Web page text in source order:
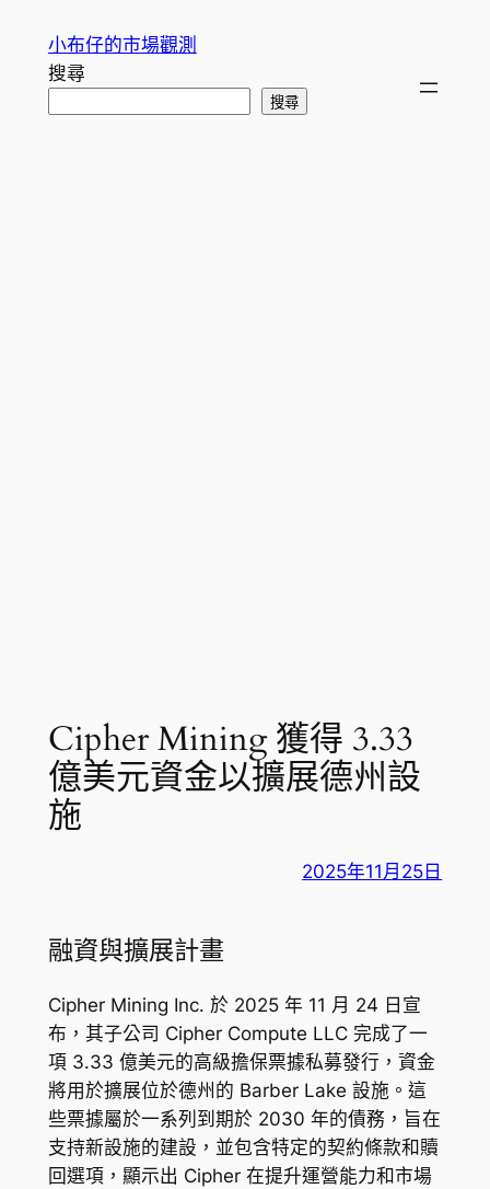
小布仔的市場觀測
搜尋
搜尋
Cipher Mining 獲得 3.33
億美元資金以擴展德州設
施
2025年11月25日
融資與擴展計畫
Cipher Mining Inc. 於 2025 年 11 月 24 日宣
布，其子公司 Cipher Compute LLC 完成了一
項 3.33 億美元的高級擔保票據私募發行，資金
將用於擴展位於德州的 Barber Lake 設施。這
些票據屬於一系列到期於 2030 年的債務，旨在
支持新設施的建設，並包含特定的契約條款和贖
回選項，顯示出 Cipher 在提升運營能力和市場